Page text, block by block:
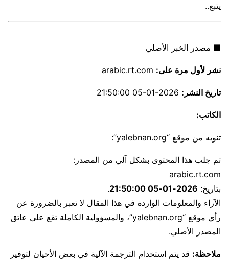
يتبع..
■ مصدر الخبر الأصلي
نشر لأول مرة على: arabic.rt.com
تاريخ النشر: 2026-01-05 21:50:00
الكاتب:
تنويه من موقع “yalebnan.org”:
تم جلب هذا المحتوى بشكل آلي من المصدر:
arabic.rt.com
بتاريخ: 2026-01-05 21:50:00
.
الآراء والمعلومات الواردة في هذا المقال لا تعبر بالضرورة عن
رأي موقع “yalebnan.org”، والمسؤولية الكاملة تقع على عاتق
المصدر الأصلي.
ملاحظة: قد يتم استخدام الترجمة الآلية في بعض الأحيان لتوفير